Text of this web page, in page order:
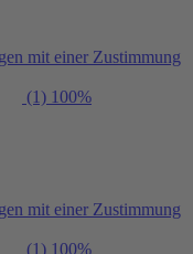
mit einer Zustimmung
(1) 100%
mit einer Zustimmung
(1) 100%